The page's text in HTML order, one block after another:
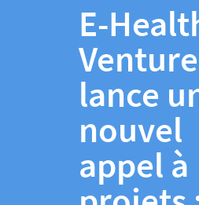
E-
Venture
lance
nouvel
appel à